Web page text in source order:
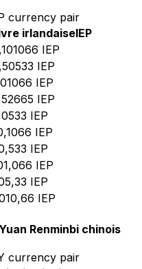
currency pair
irlandaiseIEP
IEP
IEP
IEP
IEP
IEP
IEP
IEP
IEP
IEP
IEP
Renminbi chinois
currency pair